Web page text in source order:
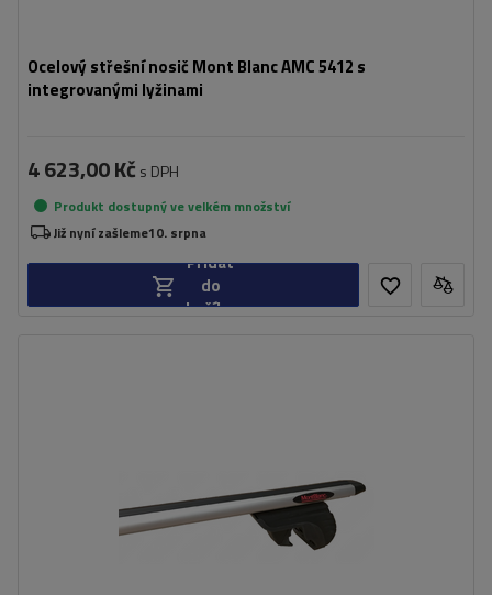
Ocelový střešní nosič Mont Blanc AMC 5412 s
integrovanými lyžinami
4 623,00 Kč s DPH
Produkt dostupný ve velkém množství
Již nyní zašleme10. srpna
Přidat
do
košíku